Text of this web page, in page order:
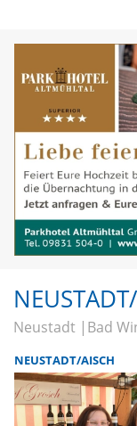
Neustadt Bad
NEUSTADT/AISCH